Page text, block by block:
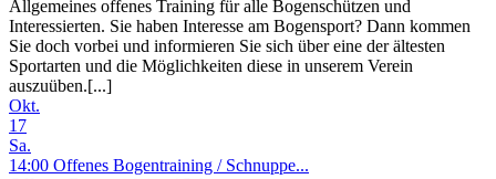
Allgemeines offenes Training für alle Bogenschützen und
Interessierten. Sie haben Interesse am Bogensport? Dann kommen
Sie doch vorbei und informieren Sie sich über eine der ältesten
Sportarten und die Möglichkeiten diese in unserem Verein
auszuüben.[...]
Okt.
17
Sa.
14:00 Offenes Bogentraining / Schnuppe...